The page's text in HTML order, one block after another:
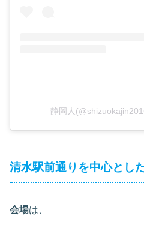
静岡人
清水駅前通りを中心とし
会場は、